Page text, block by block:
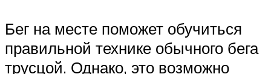
Бег на месте поможет обучиться
правильной технике обычного бега
трусцой. Однако, это возможно